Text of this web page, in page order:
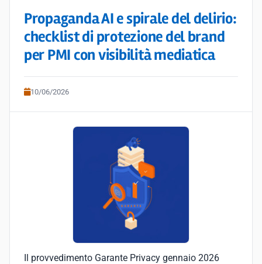
Propaganda AI e spirale del delirio:
checklist di protezione del brand
per PMI con visibilità mediatica
10/06/2026
Il provvedimento Garante Privacy gennaio 2026